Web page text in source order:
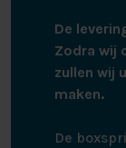
De
Zodra wij
zullen wij
maken.
De